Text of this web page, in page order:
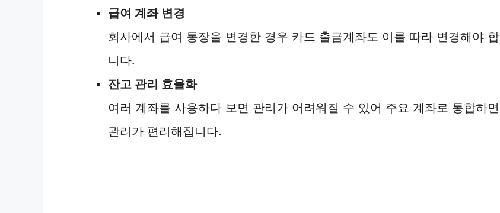
급여 계좌 변경
회사에서 급여 통장을 변경한 경우 카드 출금계좌도 이를 따라 변경해야 합
니다.
잔고 관리 효율화
여러 계좌를 사용하다 보면 관리가 어려워질 수 있어 주요 계좌로 통합하면
관리가 편리해집니다.